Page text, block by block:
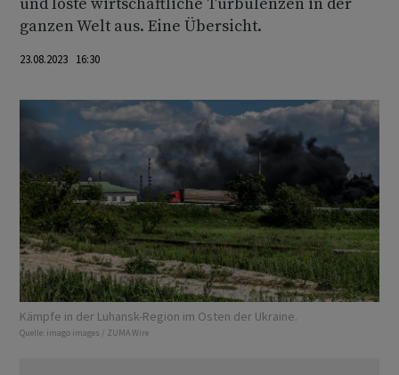
ganzen Welt aus. Eine Übersicht.
23.08.2023 16:30
Kämpfe in der Luhansk-Region im Osten der Ukraine.
Quelle: imago images / ZUMA Wire